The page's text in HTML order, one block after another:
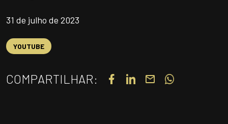
PORTAL DE CONTEÚDO
PRIVACIDADE
31 de julho de 2023
YOUTUBE
COMPARTILHAR: